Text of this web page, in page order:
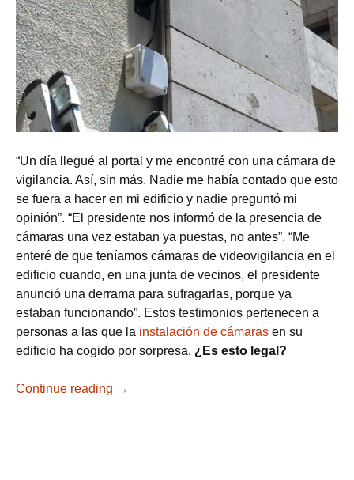
“Un día llegué al portal y me encontré con una cámara de
vigilancia. Así, sin más. Nadie me había contado que esto
se fuera a hacer en mi edificio y nadie preguntó mi
opinión”. “El presidente nos informó de la presencia de
cámaras una vez estaban ya puestas, no antes”. “Me
enteré de que teníamos cámaras de videovigilancia en el
edificio cuando, en una junta de vecinos, el presidente
anunció una derrama para sufragarlas, porque ya
estaban funcionando”. Estos testimonios pertenecen a
personas a las que la instalación de cámaras en su
edificio ha cogido por sorpresa. ¿Es esto legal?
Continue reading ¿Qué pasa si el presidente de mi
→